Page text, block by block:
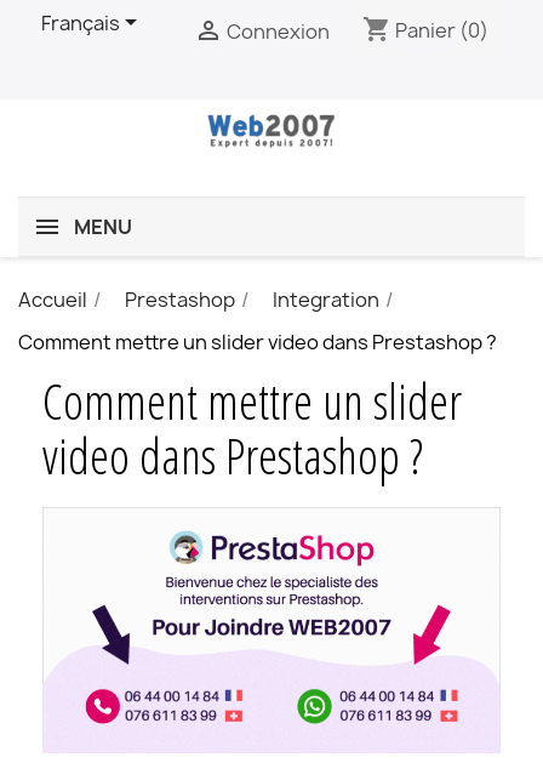
Français  Connexion shopping_cart Panier (0)
MENU
Accueil Prestashop
Integration
Comment mettre un slider video dans Prestashop ?
Comment mettre un slider
video dans Prestashop ?